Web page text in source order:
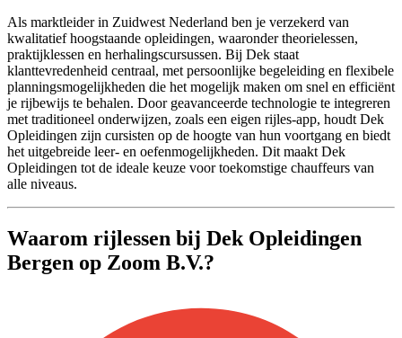
Als marktleider in Zuidwest Nederland ben je verzekerd van
kwalitatief hoogstaande opleidingen, waaronder theorielessen,
praktijklessen en herhalingscursussen. Bij Dek staat
klanttevredenheid centraal, met persoonlijke begeleiding en flexibele
planningsmogelijkheden die het mogelijk maken om snel en efficiënt
je rijbewijs te behalen. Door geavanceerde technologie te integreren
met traditioneel onderwijzen, zoals een eigen rijles-app, houdt Dek
Opleidingen zijn cursisten op de hoogte van hun voortgang en biedt
het uitgebreide leer- en oefenmogelijkheden. Dit maakt Dek
Opleidingen tot de ideale keuze voor toekomstige chauffeurs van
alle niveaus.
Waarom rijlessen bij Dek Opleidingen
Bergen op Zoom B.V.?